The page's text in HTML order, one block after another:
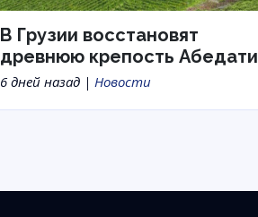
В Грузии восстановят
древнюю крепость Абедати
6 дней назад | Новости